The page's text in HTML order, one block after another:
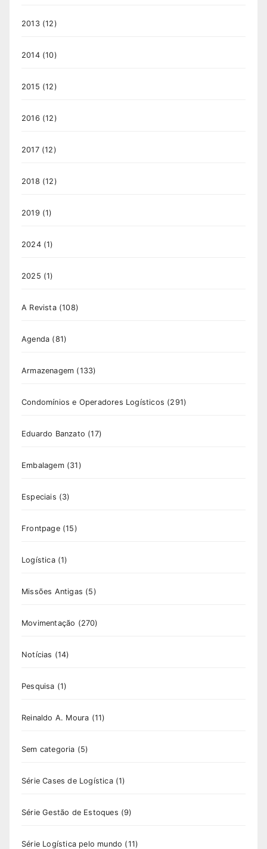
2013(12)
2014(10)
2015 (12)
2016 (12)
2017(12)
2018 (12)
2019 (1)
2024(1)
2025 (1)
A Revista(108)
Agenda (81)
Armazenagem (133)
Condomínios e Operadores Logísticos (291)
Eduardo Banzato (17)
Embalagem(31)
Especiais (3)
Frontpage(15)
Logística(1)
Missões Antigas (5)
Movimentação (270)
Notícias (14)
Pesquisa (1)
Reinaldo A. Moura (11)
Sem categoria (5)
Série Cases de Logística(1)
Série Gestão de Estoques (9)
Série Logística pelo mundo (11)